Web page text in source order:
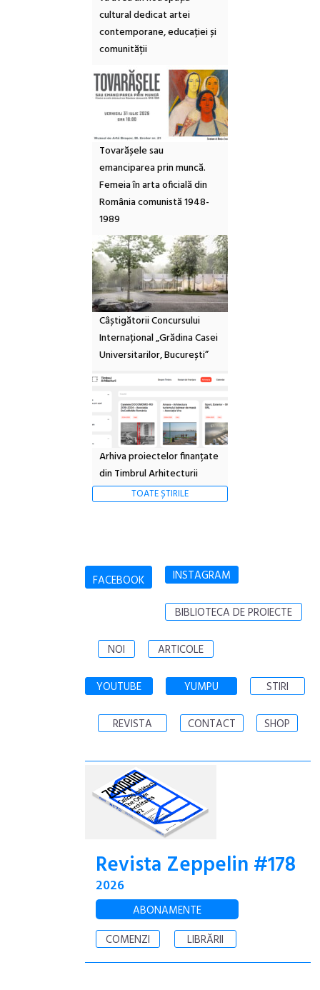
cultural dedicat artei
contemporane, educației și
comunității
Tovarășele sau
emanciparea prin muncă.
Femeia în arta oficială din
România comunistă 1948-
1989
Câștigătorii Concursului
Internațional „Grădina Casei
Universitarilor, București”
Arhiva proiectelor finanțate
din Timbrul Arhitecturii
TOATE ȘTIRILE
FACEBOOK INSTAGRAM
BIBLIOTECA DE PROIECTE
NOI ARTICOLE
YOUTUBE YUMPU STIRI
REVISTA CONTACT SHOP
Revista Zeppelin #178
2026
ABONAMENTE
COMENZI
LIBRĂRII